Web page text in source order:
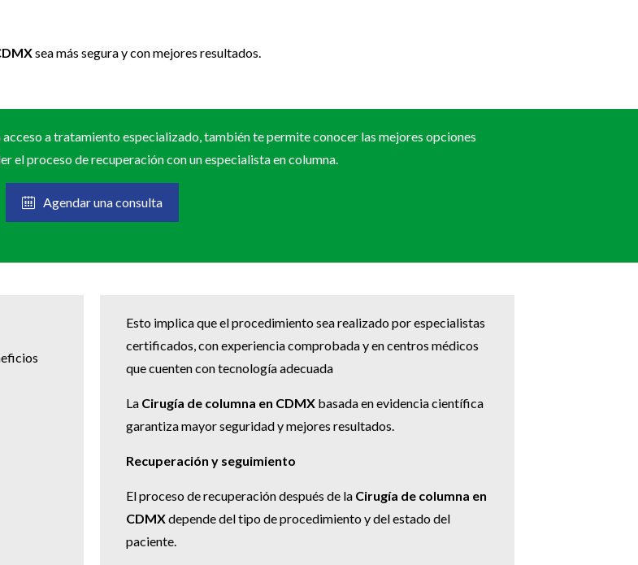
sea más segura y con mejores resultados.
a tratamiento especializado, también te permite conocer las mejores opciones
el proceso de recuperación con un especialista en columna.
Agendar una consulta
Esto implica que el procedimiento sea realizado por especialistas
certificados, con experiencia comprobada y en centros médicos
que cuenten con tecnología adecuada
La Cirugía de columna en CDMX basada en evidencia científica
garantiza mayor seguridad y mejores resultados.
Recuperación y seguimiento
El proceso de recuperación después de la Cirugía de columna en
CDMXdepende del tipo de procedimiento y del estado del
paciente.